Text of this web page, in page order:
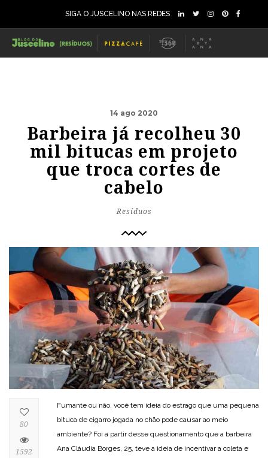
SIGA O JUSCELINO NAS REDES
14 ago 2020
Barbeira já recolheu 30
mil bitucas em projeto
que troca cortes de
cabelo
Resíduos
Fumante ou não, você tem ideia do estrago que uma pequena
bituca de cigarro jogada no chão pode causar ao meio
ambiente? Foi a partir desse questionamento que a barbeira
Ana Cláudia Borges, 25, teve a ideia de incentivar a coleta e
80
1592